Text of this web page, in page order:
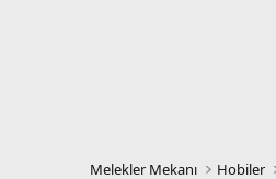
Melekler Mekanı Hobiler